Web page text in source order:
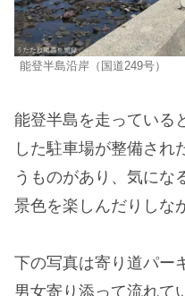
能登半島沿岸（国道249号）
能登半島を走っている
した駐車場が整備され
うものがあり、気にな
景色を楽しんだりしな
下の写真は寄り道パー
男女寄り添って流れて